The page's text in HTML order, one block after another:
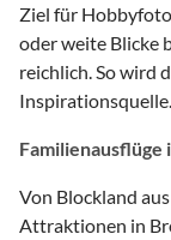
Ziel für
oder weite Blicke
reichlich. So wird
Inspirationsquelle.
Von Blockland
Attraktionen in